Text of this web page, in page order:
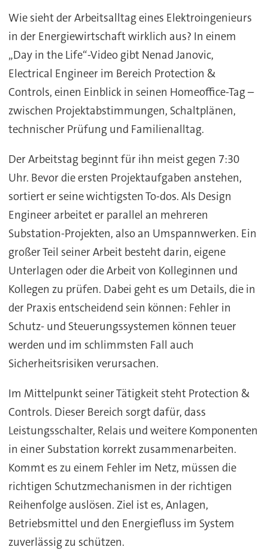
Wie sieht der Arbeitsalltag eines Elektroingenieurs
in der Energiewirtschaft wirklich aus? In einem
„Day in the Life“-Video gibt Nenad Janovic,
Electrical Engineer im Bereich Protection &
Controls, einen Einblick in seinen Homeoffice-Tag –
zwischen Projektabstimmungen, Schaltplänen,
technischer Prüfung und Familienalltag.
Der Arbeitstag beginnt für ihn meist gegen 7:30
Uhr. Bevor die ersten Projektaufgaben anstehen,
sortiert er seine wichtigsten To-dos. Als Design
Engineer arbeitet er parallel an mehreren
Substation-Projekten, also an Umspannwerken. Ein
großer Teil seiner Arbeit besteht darin, eigene
Unterlagen oder die Arbeit von Kolleginnen und
Kollegen zu prüfen. Dabei geht es um Details, die in
der Praxis entscheidend sein können: Fehler in
Schutz- und Steuerungssystemen können teuer
werden und im schlimmsten Fall auch
Sicherheitsrisiken verursachen.
Im Mittelpunkt seiner Tätigkeit steht Protection &
Controls. Dieser Bereich sorgt dafür, dass
Leistungsschalter, Relais und weitere Komponenten
in einer Substation korrekt zusammenarbeiten.
Kommt es zu einem Fehler im Netz, müssen die
richtigen Schutzmechanismen in der richtigen
Reihenfolge auslösen. Ziel ist es, Anlagen,
Betriebsmittel und den Energiefluss im System
zuverlässig zu schützen.